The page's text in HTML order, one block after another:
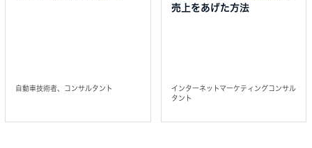
自動車技術者、コンサルタント
売上をあげた方法
インターネットマーケティングコンサル
タント